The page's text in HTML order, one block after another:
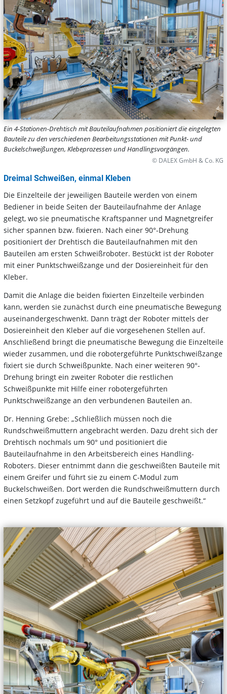
Ein 4-Stationen-Drehtisch mit Bauteilaufnahmen positioniert die eingelegten
Bauteile zu den verschiedenen Bearbeitungsstationen mit Punkt- und
Buckelschweißungen, Klebeprozessen und Handlingsvorgängen.
© DALEX GmbH & Co. KG
Dreimal Schweißen, einmal Kleben
Die Einzelteile der jeweiligen Bauteile werden von einem
Bediener in beide Seiten der Bauteilaufnahme der Anlage
gelegt, wo sie pneumatische Kraftspanner und Magnetgreifer
sicher spannen bzw. fixieren. Nach einer 90°-Drehung
positioniert der Drehtisch die Bauteilaufnahmen mit den
Bauteilen am ersten Schweißroboter. Bestückt ist der Roboter
mit einer Punktschweißzange und der Dosiereinheit für den
Kleber.
Damit die Anlage die beiden fixierten Einzelteile verbinden
kann, werden sie zunächst durch eine pneumatische Bewegung
auseinandergeschwenkt. Dann trägt der Roboter mittels der
Dosiereinheit den Kleber auf die vorgesehenen Stellen auf.
Anschließend bringt die pneumatische Bewegung die Einzelteile
wieder zusammen, und die robotergeführte Punktschweißzange
fixiert sie durch Schweißpunkte. Nach einer weiteren 90°-
Drehung bringt ein zweiter Roboter die restlichen
Schweißpunkte mit Hilfe einer robotergeführten
Punktschweißzange an den verbundenen Bauteilen an.
Dr. Henning Grebe: „Schließlich müssen noch die
Rundschweißmuttern angebracht werden. Dazu dreht sich der
Drehtisch nochmals um 90° und positioniert die
Bauteilaufnahme in den Arbeitsbereich eines Handling-
Roboters. Dieser entnimmt dann die geschweißten Bauteile mit
einem Greifer und führt sie zu einem C-Modul zum
Buckelschweißen. Dort werden die Rundschweißmuttern durch
einen Setzkopf zugeführt und auf die Bauteile geschweißt.“